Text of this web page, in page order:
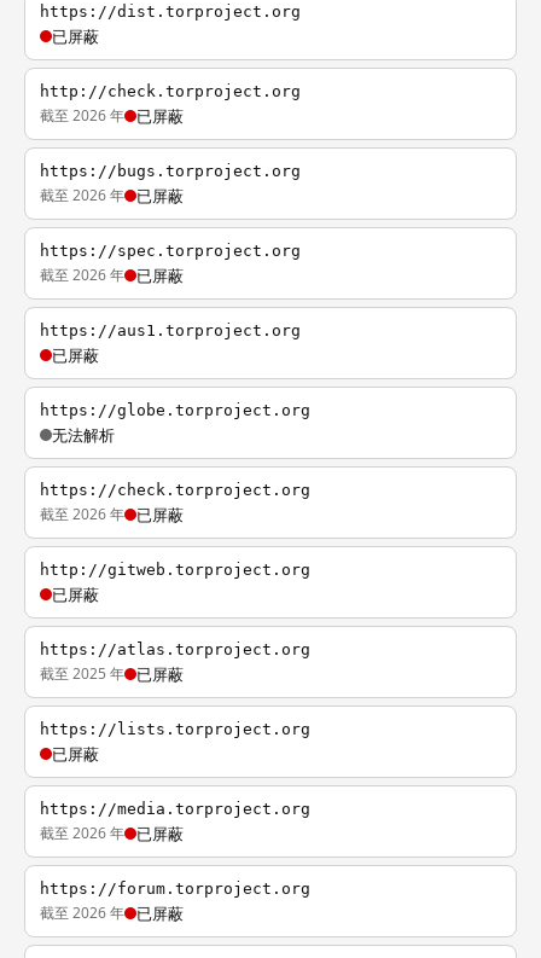
https://dist.torproject.org
已屏蔽
http://check.torproject.org
截至 2026 年 已屏蔽
https://bugs.torproject.org
截至 2026 年 已屏蔽
https://spec.torproject.org
截至 2026 年 已屏蔽
https://aus1.torproject.org
已屏蔽
https://globe.torproject.org
无法解析
https://check.torproject.org
截至 2026 年 已屏蔽
http://gitweb.torproject.org
已屏蔽
https://atlas.torproject.org
截至 2025 年 已屏蔽
https://lists.torproject.org
已屏蔽
https://media.torproject.org
截至 2026 年 已屏蔽
https://forum.torproject.org
截至 2026 年 已屏蔽